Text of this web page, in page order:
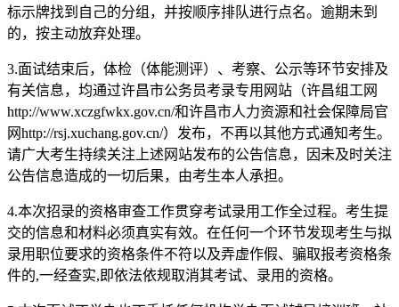
标示牌找到自己的分组，并按顺序排队进行点名。逾期未到
的，按主动放弃处理。
3.面试结束后，体检（体能测评）、考察、公示等环节安排及
有关信息，均通过许昌市公务员考录专用网站（许昌组工网
http://www.xczgfwkx.gov.cn/和许昌市人力资源和社会保障局官
网http://rsj.xuchang.gov.cn/）发布，不再以其他方式通知考生。
请广大考生持续关注上述网站发布的公告信息，因未及时关注
公告信息造成的一切后果，由考生本人承担。
4.本次招录的资格审查工作贯穿考试录用工作全过程。考生提
交的信息和材料必须真实有效。在任何一个环节发现考生与拟
录用职位要求的资格条件不符以及弄虚作假、骗取报考资格条
件的,一经查实,即依法依规取消其考试、录用的资格。